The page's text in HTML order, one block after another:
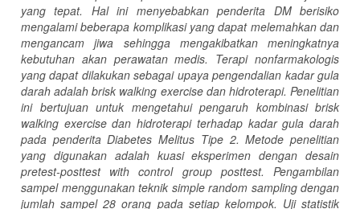
yang tepat. Hal ini menyebabkan penderita DM berisiko
mengalami beberapa komplikasi yang dapat melemahkan dan
mengancam jiwa sehingga mengakibatkan meningkatnya
kebutuhan akan perawatan medis. Terapi nonfarmakologis
yang dapat dilakukan sebagai upaya pengendalian kadar gula
darah adalah brisk walking exercise dan hidroterapi. Penelitian
ini bertujuan untuk mengetahui pengaruh kombinasi brisk
walking exercise dan hidroterapi terhadap kadar gula darah
pada penderita Diabetes Melitus Tipe 2. Metode penelitian
yang digunakan adalah kuasi eksperimen dengan desain
pretest-posttest with control group posttest. Pengambilan
sampel menggunakan teknik simple random sampling dengan
jumlah sampel 28 orang pada setiap kelompok. Uji statistik